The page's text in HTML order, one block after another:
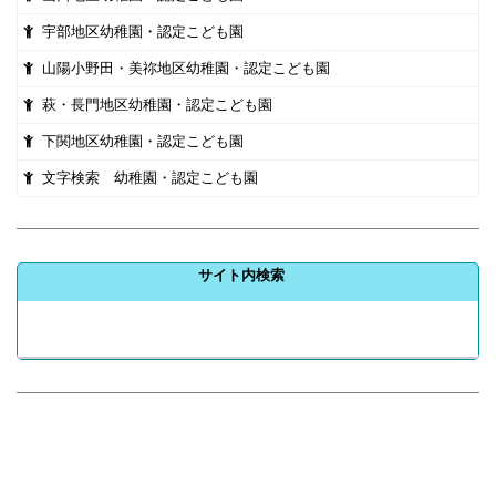
宇部地区幼稚園・認定こども園
山陽小野田・美祢地区幼稚園・認定こども園
萩・長門地区幼稚園・認定こども園
下関地区幼稚園・認定こども園
文字検索 幼稚園・認定こども園
サイト内検索